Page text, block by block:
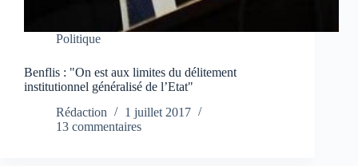
Politique
Benflis : "On est aux limites du délitement
institutionnel généralisé de l’Etat"
Rédaction
1 juillet 2017
13 commentaires